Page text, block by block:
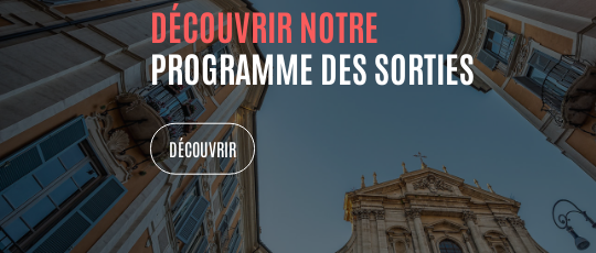
DÉCOUVRIR NOTRE
PROGRAMME DES SORTIES
DÉCOUVRIR